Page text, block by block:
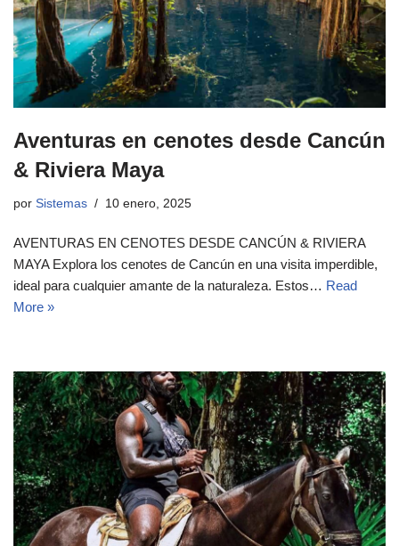
Aventuras en cenotes desde Cancún
& Riviera Maya
por Sistemas 10 enero, 2025
AVENTURAS EN CENOTES DESDE CANCÚN & RIVIERA
MAYA Explora los cenotes de Cancún en una visita imperdible,
ideal para cualquier amante de la naturaleza. Estos… Read
More »